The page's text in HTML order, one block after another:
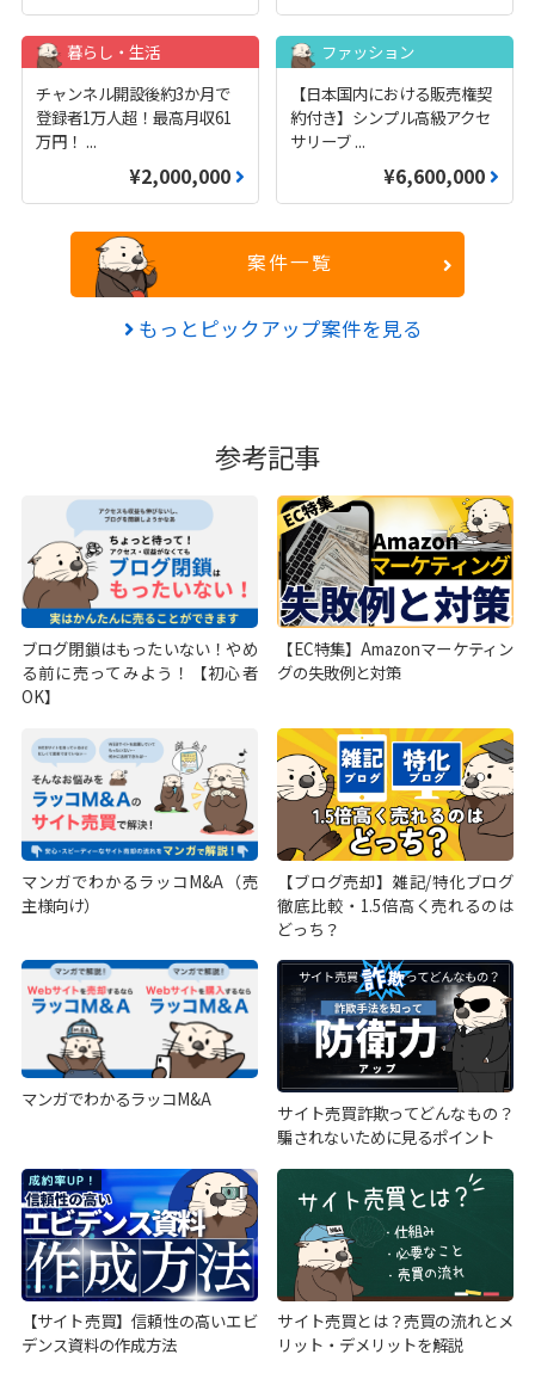
暮らし・生活
チャンネル開設後約3か月で
登録者1万人超！最高月収61
万円！ ...
¥2,000,000
ファッション
【日本国内における販売権契
約付き】シンプル高級アクセ
サリーブ ...
¥6,600,000
案件一覧
もっとピックアップ案件を見る
参考記事
ブログ閉鎖はもったいない！やめ
る前に売ってみよう！【初心者
OK】
【EC特集】Amazonマーケティン
グの失敗例と対策
マンガでわかるラッコM&A（売
主様向け）
【ブログ売却】雑記/特化ブログ
徹底比較・1.5倍高く売れるのは
どっち？
マンガでわかるラッコM&A
サイト売買詐欺ってどんなもの？
騙されないために見るポイント
【サイト売買】信頼性の高いエビ
デンス資料の作成方法
サイト売買とは？売買の流れとメ
リット・デメリットを解説